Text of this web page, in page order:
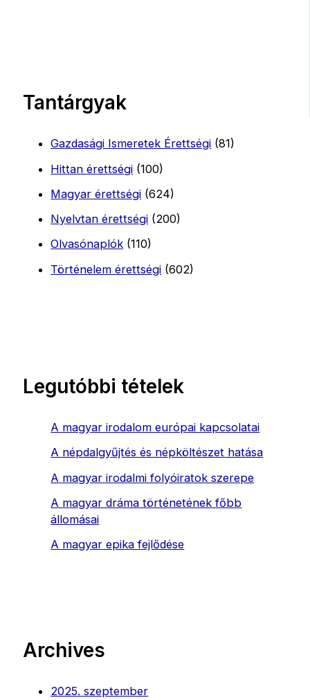
Tantárgyak
Gazdasági Ismeretek Érettségi (81)
Hittan érettségi (100)
Magyar érettségi (624)
Nyelvtan érettségi (200)
Olvasónaplók (110)
Történelem érettségi (602)
Legutóbbi tételek
A magyar irodalom európai kapcsolatai
A népdalgyűjtés és népköltészet hatása
A magyar irodalmi folyóiratok szerepe
A magyar dráma történetének főbb
állomásai
A magyar epika fejlődése
Archives
2025. szeptember